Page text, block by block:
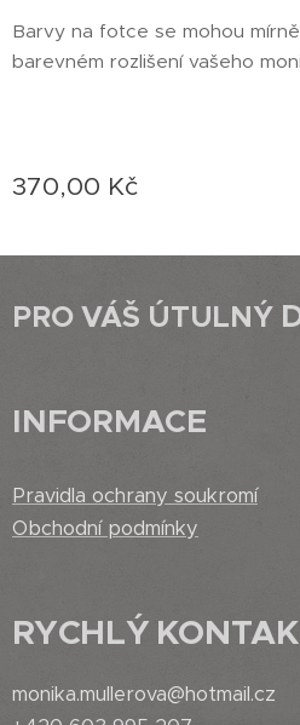
Barvy na fotce se mohou
barevném rozlišení vašeho
370,00 Kč
PRO VÁŠ ÚTULNÝ
INFORMACE
Pravidla ochrany soukromí
Obchodní podmínky
RYCHLÝ
monika.mullerova@hotmail.cz